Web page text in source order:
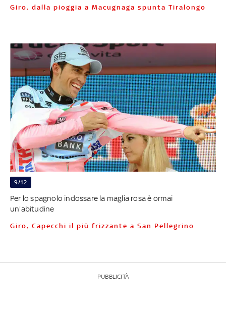
Giro, dalla pioggia a Macugnaga spunta Tiralongo
9/12
Per lo spagnolo indossare la maglia rosa è ormai
un'abitudine
Giro, Capecchi il più frizzante a San Pellegrino
PUBBLICITÀ